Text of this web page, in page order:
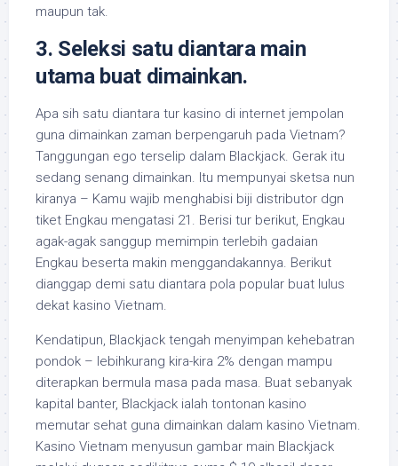
maupun tak.
3. Seleksi satu diantara main
utama buat dimainkan.
Apa sih satu diantara tur kasino di internet jempolan
guna dimainkan zaman berpengaruh pada Vietnam?
Tanggungan ego terselip dalam Blackjack. Gerak itu
sedang senang dimainkan. Itu mempunyai sketsa nun
kiranya – Kamu wajib menghabisi biji distributor dgn
tiket Engkau mengatasi 21. Berisi tur berikut, Engkau
agak-agak sanggup memimpin terlebih gadaian
Engkau beserta makin menggandakannya. Berikut
dianggap demi satu diantara pola popular buat lulus
dekat kasino Vietnam.
Kendatipun, Blackjack tengah menyimpan kehebatran
pondok – lebihkurang kira-kira 2% dengan mampu
diterapkan bermula masa pada masa. Buat sebanyak
kapital banter, Blackjack ialah tontonan kasino
memutar sehat guna dimainkan dalam kasino Vietnam.
Kasino Vietnam menyusun gambar main Blackjack